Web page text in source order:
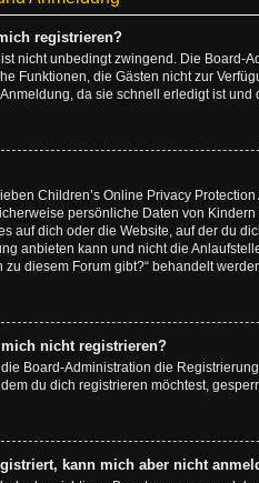
registrieren?
nicht unbedingt zwingend. Die Board-
Funktionen, die Gästen nicht zur
da sie schnell erledigt ist und
Children’s Online Privacy
persönliche Daten von
auf dich oder die Website, auf der du
anbieten kann und nicht die
zu diesem Forum gibt?“ behandelt
nicht registrieren?
Board-Administration die
du dich registrieren möchtest,
kann mich aber nicht